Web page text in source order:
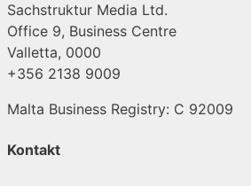
Sachstruktur Media Ltd.
Office 9, Business Centre
Valletta, 0000
+356 2138 9009
Malta Business Registry: C 92009
Kontakt